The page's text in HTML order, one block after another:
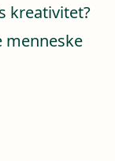
kreativitet?
menneske